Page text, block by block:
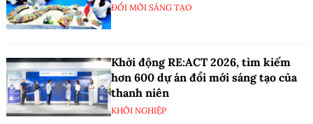
ĐỔI MỚI SÁNG TẠO
Khởi động RE:ACT 2026, tìm kiếm
hơn 600 dự án đổi mới sáng tạo của
thanh niên
KHỞI NGHIỆP